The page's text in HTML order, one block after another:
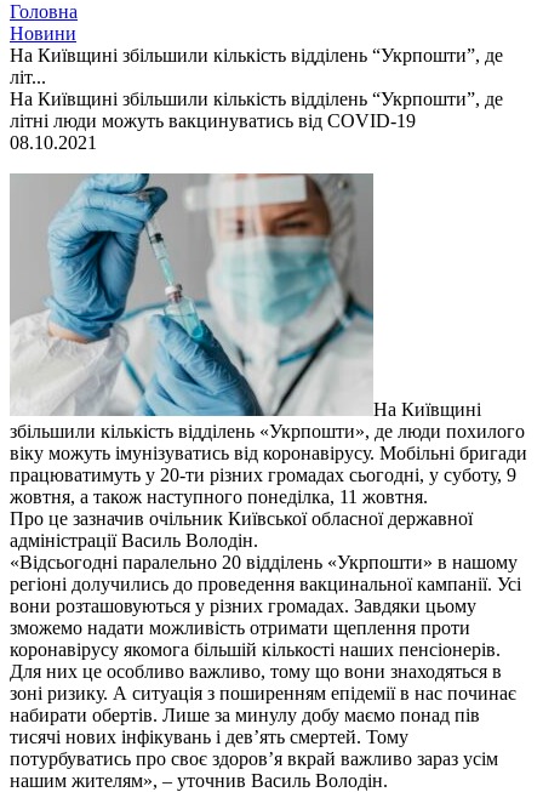
Головна
Новини
На Київщині збільшили кількість відділень “Укрпошти”, де
літ...
На Київщині збільшили кількість відділень “Укрпошти”, де
літні люди можуть вакцинуватись від COVID-19
08.10.2021
На Київщині
збільшили кількість відділень «Укрпошти», де люди похилого
віку можуть імунізуватись від коронавірусу. Мобільні бригади
працюватимуть у 20-ти різних громадах сьогодні, у суботу, 9
жовтня, а також наступного понеділка, 11 жовтня.
Про це зазначив очільник Київської обласної державної
адміністрації Василь Володін.
«Відсьогодні паралельно 20 відділень «Укрпошти» в нашому
регіоні долучились до проведення вакцинальної кампанії. Усі
вони розташовуються у різних громадах. Завдяки цьому
зможемо надати можливість отримати щеплення проти
коронавірусу якомога більшій кількості наших пенсіонерів.
Для них це особливо важливо, тому що вони знаходяться в
зоні ризику. А ситуація з поширенням епідемії в нас починає
набирати обертів. Лише за минулу добу маємо понад пів
тисячі нових інфікувань і дев’ять смертей. Тому
потурбуватись про своє здоров’я вкрай важливо зараз усім
нашим жителям», – уточнив Василь Володін.